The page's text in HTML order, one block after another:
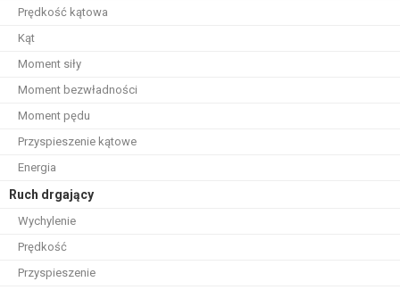
Prędkość kątowa
Kąt
Moment siły
Moment bezwładności
Moment pędu
Przyspieszenie kątowe
Energia
Ruch drgający
Wychylenie
Prędkość
Przyspieszenie